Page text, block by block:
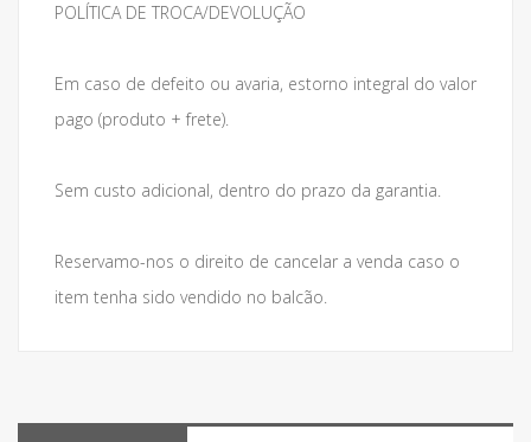
POLÍTICA DE TROCA/DEVOLUÇÃO
Em caso de defeito ou avaria, estorno integral do valor
pago (produto + frete).
Sem custo adicional, dentro do prazo da garantia.
Reservamo-nos o direito de cancelar a venda caso o
item tenha sido vendido no balcão.